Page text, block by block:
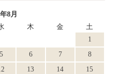
8月
木 金
土
1
5 6 7
8
13 14
15